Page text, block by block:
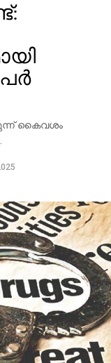
കൈവശം